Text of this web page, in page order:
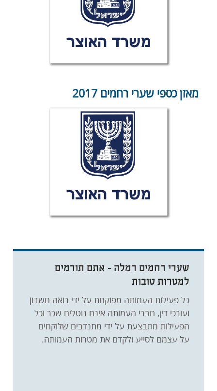
מאזן כספי שערי רחמים 2017
שערי רחמים רמלה - אתם תורמים
למטרות טובות
כל פעילות העמותה מפוקחת על ידי רואה חשבון
ועורכי דין, חברי העמותה אינם נוטלים שכר וכל
הפעילות מתבצעת על ידי מתנדבים שלוקחים
על עצמם לסייע ולקדם את מטרות העמותה.